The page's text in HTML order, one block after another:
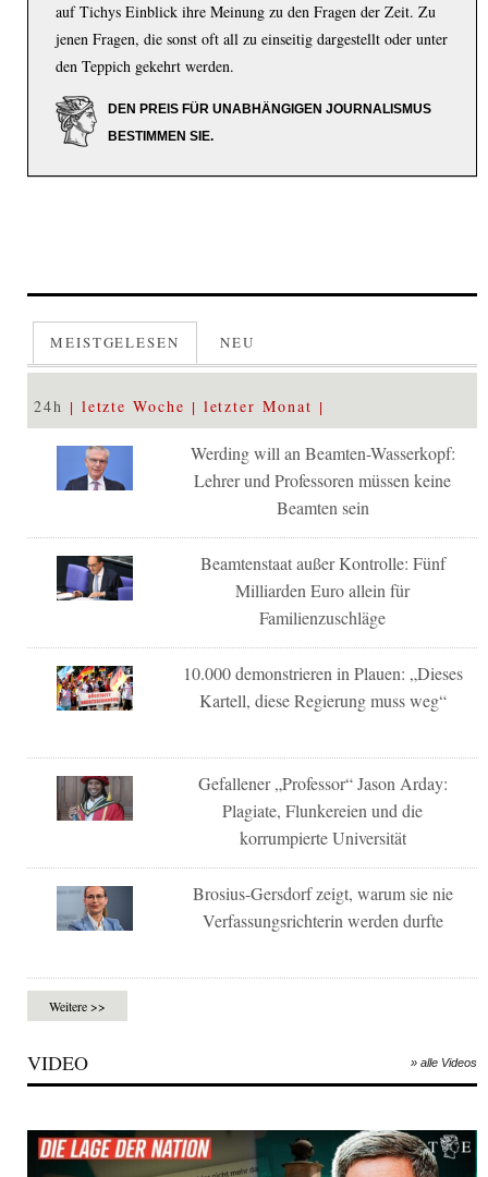
auf Tichys Einblick ihre Meinung zu den Fragen der Zeit. Zu
jenen Fragen, die sonst oft all zu einseitig dargestellt oder unter
den Teppich gekehrt werden.
DEN PREIS FÜR UNABHÄNGIGEN JOURNALISMUS
BESTIMMEN SIE.
MEISTGELESEN NEU
24h letzte Woche letzter Monat
Werding will an Beamten-Wasserkopf:
Lehrer und Professoren müssen keine
Beamten sein
Beamtenstaat außer Kontrolle: Fünf
Milliarden Euro allein für
Familienzuschläge
10.000 demonstrieren in Plauen: „Dieses
Kartell, diese Regierung muss weg“
Gefallener „Professor“ Jason Arday:
Plagiate, Flunkereien und die
korrumpierte Universität
Brosius-Gersdorf zeigt, warum sie nie
Verfassungsrichterin werden durfte
Weitere >>
VIDEO » alle Videos